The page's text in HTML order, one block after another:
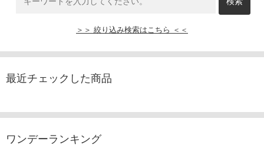
＞＞ 絞り込み検索はこちら ＜＜
最近チェックした商品
ワンデーランキング